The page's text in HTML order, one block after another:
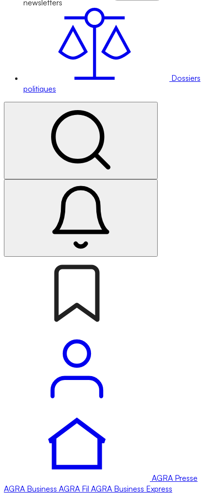
newsletters
Dossiers
politiques
AGRA Presse
AGRA Business AGRA Fil AGRA Business Express